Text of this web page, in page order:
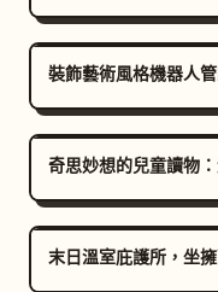
裝飾藝術風格機器人
奇思妙想的兒童讀物
末日溫室庇護所，坐